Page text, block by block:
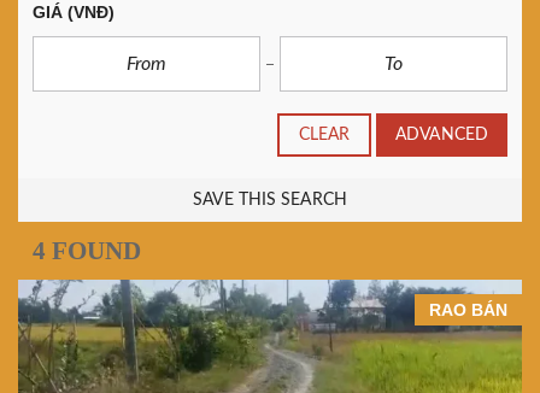
GIÁ (VNĐ)
CLEAR ADVANCED
SAVE THIS SEARCH
4 FOUND
RAO BÁN